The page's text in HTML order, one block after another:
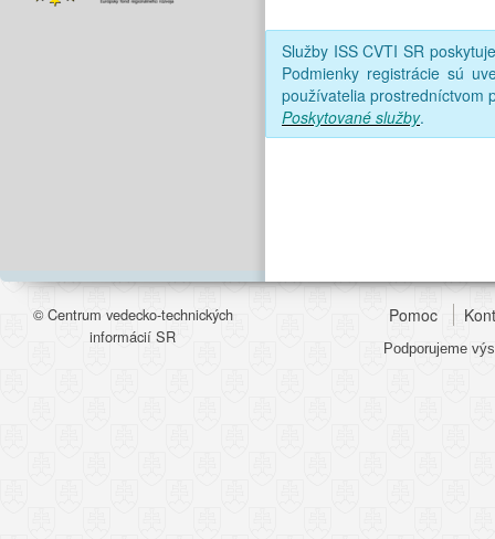
Služby ISS CVTI SR
Podmienky registrácie sú
používatelia prostredníctvom
Poskytované služby.
© Centrum vedecko-technických
informácií SR
Pomoc
Podporujeme